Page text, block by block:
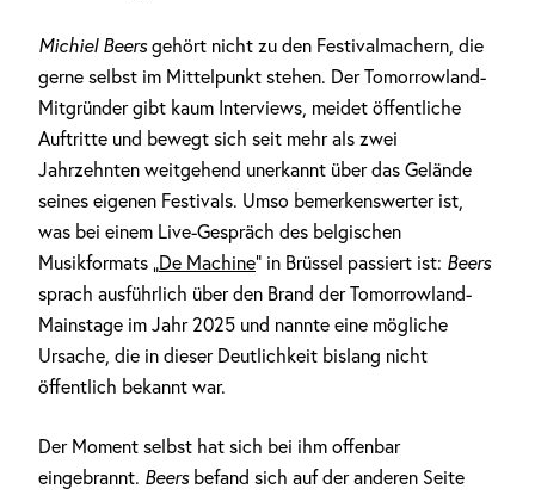
Michiel Beersgehört nicht zu den Festivalmachern, die
gerne selbst im Mittelpunkt stehen. Der Tomorrowland-
Mitgründer gibt kaum Interviews, meidet öffentliche
Auftritte und bewegt sich seit mehr als zwei
Jahrzehnten weitgehend unerkannt über das Gelände
seines eigenen Festivals. Umso bemerkenswerter ist,
was bei einem Live-Gespräch des belgischen
Musikformats „De Machine“ in Brüssel passiert ist: Beers
sprach ausführlich über den Brand der Tomorrowland-
Mainstage im Jahr 2025 und nannte eine mögliche
Ursache, die in dieser Deutlichkeit bislang nicht
öffentlich bekannt war.
Der Moment selbst hat sich bei ihm offenbar
eingebrannt. Beers befand sich auf der anderen Seite